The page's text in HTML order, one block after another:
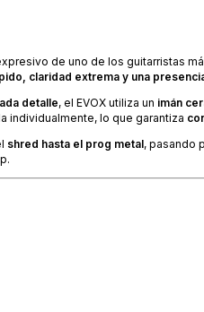
de uno de los guitarristas
claridad extrema y una
detalle, el EVOX utiliza un imán
individualmente, lo que garantiza
shred hasta el prog metal, pasando